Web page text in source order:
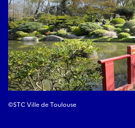
©STC Ville de Toulouse